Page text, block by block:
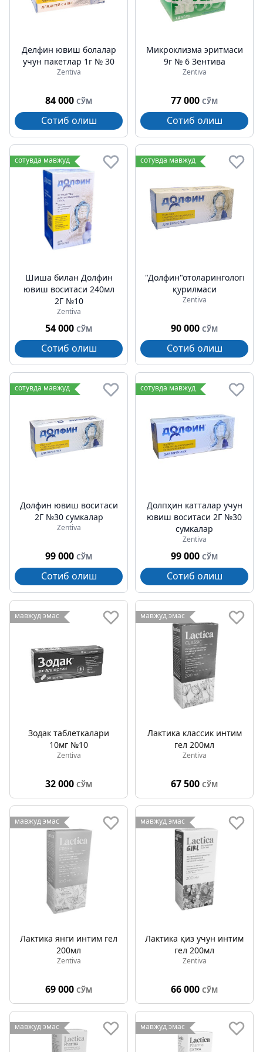
Делфин ювиш болалар
учун пакетлар 1г № 30
Zentiva
84 000 СЎМ
Сотиб олиш
Микроклизма эритмаси
9г № 6 Зентива
Zentiva
77 000 СЎМ
Сотиб олиш
сотувда мавжуд
Шиша билан Долфин
ювиш воситаси 240мл
2Г №10
Zentiva
54 000 СЎМ
Сотиб олиш
сотувда мавжуд
"Долфин"отоларингологик
қурилмаси
Zentiva
90 000 СЎМ
Сотиб олиш
сотувда мавжуд
Долфин ювиш воситаси
2Г №30 сумкалар
Zentiva
99 000 СЎМ
Сотиб олиш
сотувда мавжуд
Долпҳин катталар учун
ювиш воситаси 2Г №30
сумкалар
Zentiva
99 000 СЎМ
Сотиб олиш
мавжуд эмас
Зодак таблеткалари
10мг №10
Zentiva
32 000 СЎМ
мавжуд эмас
Лактика классик интим
гел 200мл
Zentiva
67 500 СЎМ
мавжуд эмас
Лактика янги интим гел
200мл
Zentiva
69 000 СЎМ
мавжуд эмас
Лактика қиз учун интим
гел 200мл
Zentiva
66 000 СЎМ
мавжуд эмас мавжуд эмас